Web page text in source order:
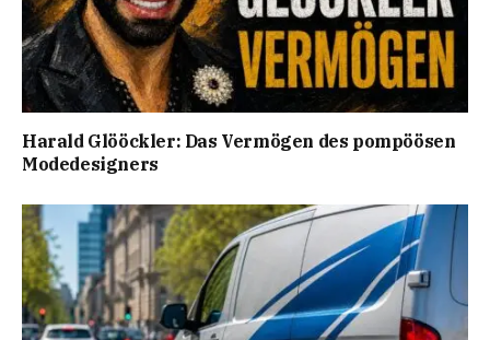
Harald Glööckler: Das Vermögen des pompöösen
Modedesigners